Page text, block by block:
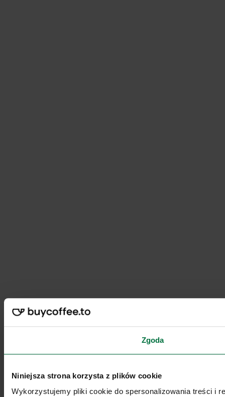
Zgoda
Niniejsza strona korzysta z plików cookie
Wykorzystujemy pliki cookie do spersonalizowania treści i